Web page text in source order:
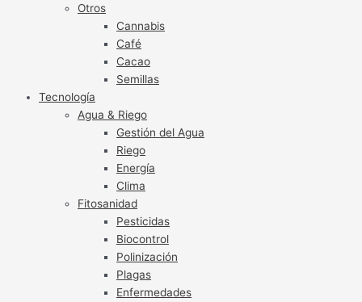
Otros
Cannabis
Café
Cacao
Semillas
Tecnología
Agua & Riego
Gestión del Agua
Riego
Energía
Clima
Fitosanidad
Pesticidas
Biocontrol
Polinización
Plagas
Enfermedades